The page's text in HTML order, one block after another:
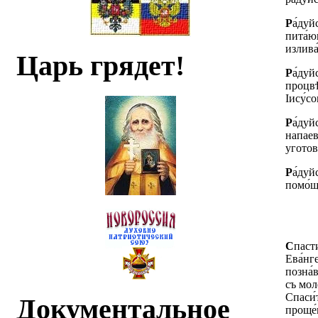
Царь грядет!
Документальное
Р
Р
Р
Р
С
съ